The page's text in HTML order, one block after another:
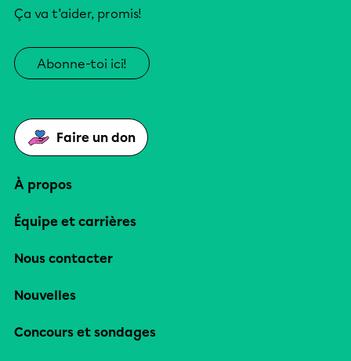
Ça va t’aider, promis!
Abonne-toi ici!
Faire un don
À propos
Équipe et carrières
Nous contacter
Nouvelles
Concours et sondages